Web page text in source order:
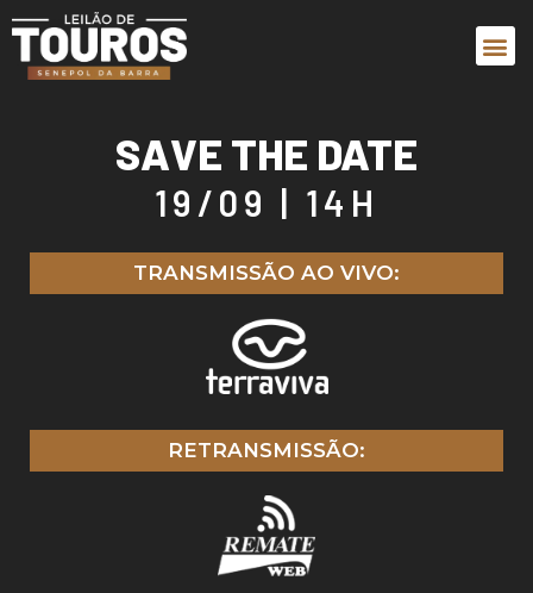
SAVE THE DATE
19/09 | 14H
TRANSMISSÃO AO VIVO:
RETRANSMISSÃO: